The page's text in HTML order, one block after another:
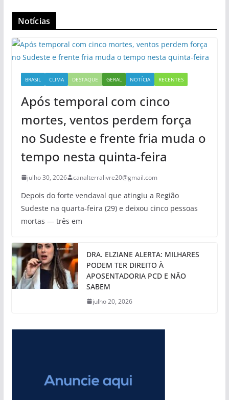
Notícias
BRASIL CLIMA DESTAQUE GERAL NOTÍCIA RECENTES
Após temporal com cinco
mortes, ventos perdem força
no Sudeste e frente fria muda o
tempo nesta quinta-feira
julho 30, 2026 canalterralivre20@gmail.com
Depois do forte vendaval que atingiu a Região
Sudeste na quarta-feira (29) e deixou cinco pessoas
mortas — três em
DRA. ELZIANE ALERTA: MILHARES
PODEM TER DIREITO À
APOSENTADORIA PCD E NÃO
SABEM
julho 20, 2026